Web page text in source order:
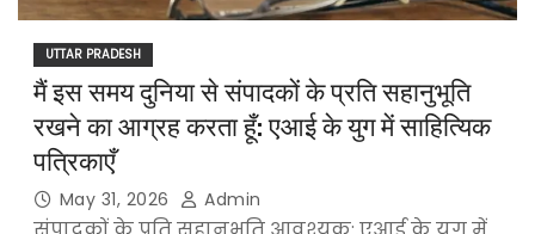
UTTAR PRADESH
मैं इस समय दुनिया से संपादकों के प्रति सहानुभूति
रखने का आग्रह करता हूँ: एआई के युग में साहित्यिक
पत्रिकाएँ
May 31, 2026 Admin